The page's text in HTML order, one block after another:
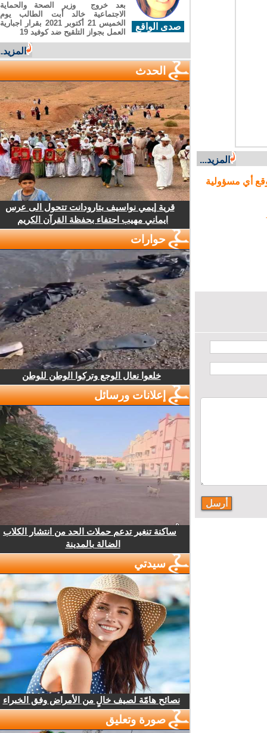
المزيد...
أي مسؤولية
صدى الواقع
بعد خروج وزير الصحة والحماية
الاجتماعية خالد أبت الطالب يوم
الخميس 21 أكتوبر 2021 بقرار اجبارية
العمل بجواز التلقيح ضد كوفيد 19
المزيد...
الحدث
قرية إيمي نواسيف بتارودانت تتحول الى عرس
ايماني مهيب احتفاء بحفظة القرآن الكريم
حوارات
خلعوا نعال الوجع وتركوا الوطن للوطن
إعلانات ورسائل
ساكنة تنغير تدعم حملات الحد من انتشار الكلاب
الضالة بالمدينة
سيدتي
نصائح هامّة لصيف خالٍ من الأمراض وفق الخبراء
صورة وتعليق